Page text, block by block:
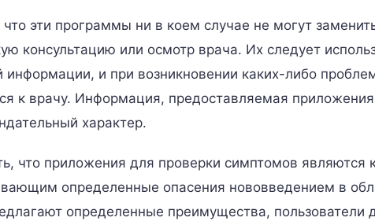
эти программы ни в коем случае не могут
консультацию или осмотр врача. Их следует
информации, и при возникновении каких-либо
к врачу. Информация, предоставляемая
характер.
что приложения для проверки симптомов являются
определенные опасения нововведением в
определенные преимущества, пользователи